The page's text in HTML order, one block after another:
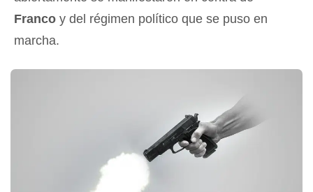
Franco y del régimen político que se puso en
marcha.